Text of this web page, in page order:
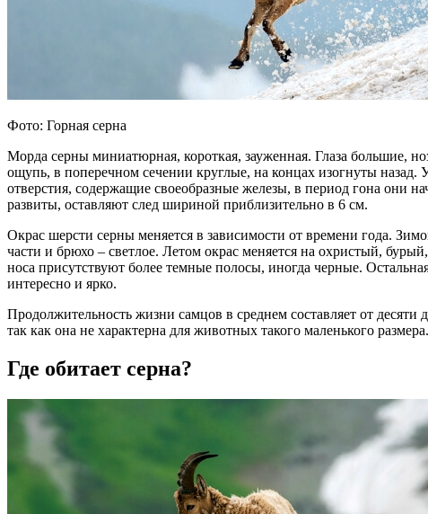
Фото: Горная серна
Морда серны миниатюрная, короткая, зауженная. Глаза большие,
ощупь, в поперечном сечении круглые, на концах изогнуты назад.
отверстия, содержащие своеобразные железы, в период гона они
развиты, оставляют след шириной приблизительно в 6 см.
Окрас шерсти серны меняется в зависимости от времени года.
части и брюхо – светлое. Летом окрас меняется на охристый,
носа присутствуют более темные полосы, иногда черные.
интересно и ярко.
Продолжительность жизни самцов в среднем составляет от
так как она не характерна для животных такого маленького размера.
Где обитает серна?